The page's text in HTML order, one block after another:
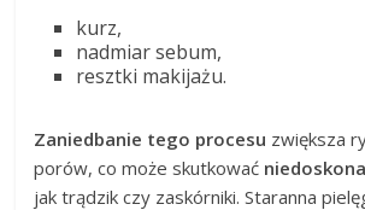
kurz,
nadmiar sebum,
resztki makijażu.
Zaniedbanie tego procesu zwiększa
porów, co może skutkować
jak trądzik czy zaskórniki. Staranna